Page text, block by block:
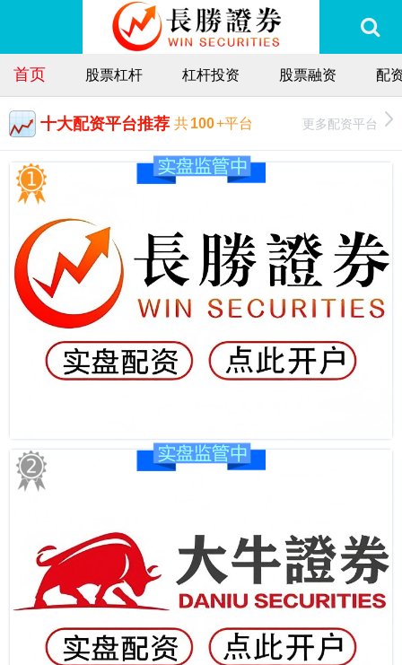
首页 股票杠杆 杠杆投资 股票融资 配
十大配资平台推荐 共100+平台 更多配资平台